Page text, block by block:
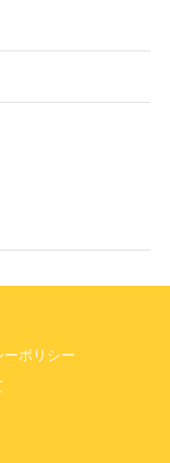
ーポリシー